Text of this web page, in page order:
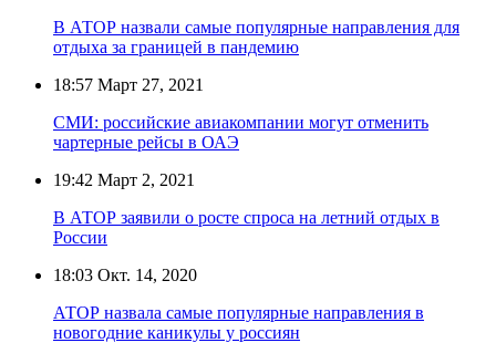
В АТОР назвали самые популярные направления для
отдыха за границей в пандемию
18:57 Март 27, 2021
СМИ: российские авиакомпании могут отменить
чартерные рейсы в ОАЭ
19:42 Март 2, 2021
В АТОР заявили о росте спроса на летний отдых в
России
18:03 Окт. 14, 2020
АТОР назвала самые популярные направления в
новогодние каникулы у россиян